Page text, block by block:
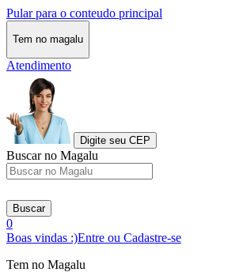
Pular para o conteudo principal
Tem no magalu
Atendimento
Digite seu CEP
Buscar no Magalu
Buscar
0
Boas vindas :)Entre ou Cadastre-se
Tem no Magalu